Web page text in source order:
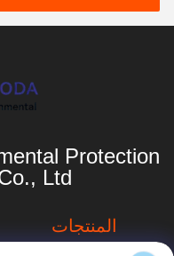
Protection
Ltd.
المنتجات